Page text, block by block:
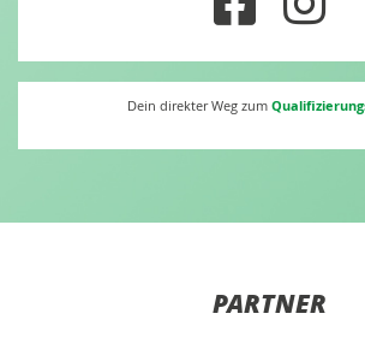
Dein direkter Weg zum
PARTNER